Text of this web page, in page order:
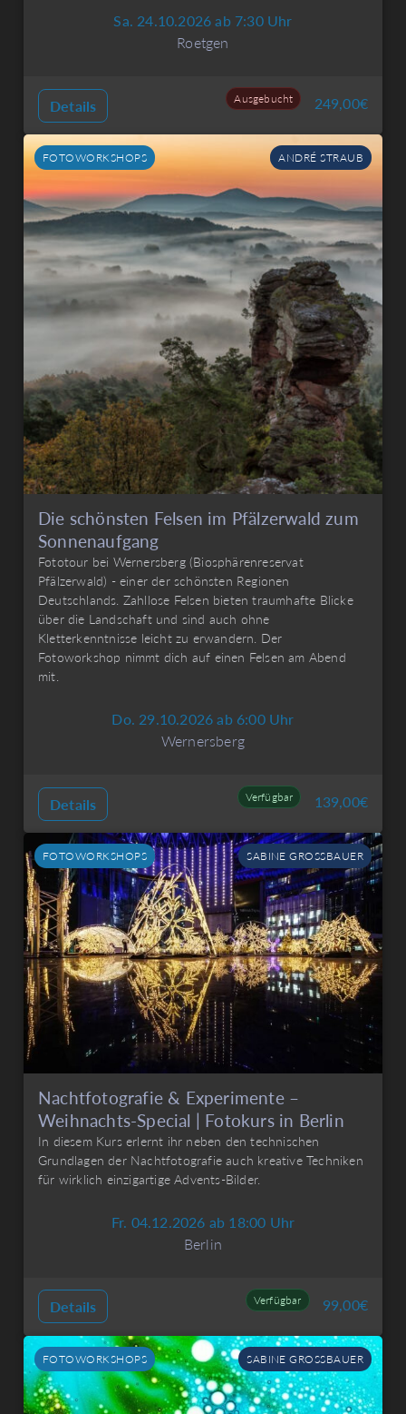
Sa. 24.10.2026 ab 7:30 Uhr
Roetgen
Details Ausgebucht 249,00€
FOTOWORKSHOPS ANDRÉ STRAUB
Die schönsten Felsen im Pfälzerwald zum
Sonnenaufgang
Fototour bei Wernersberg (Biosphärenreservat
Pfälzerwald) - einer der schönsten Regionen
Deutschlands. Zahllose Felsen bieten traumhafte Blicke
über die Landschaft und sind auch ohne
Kletterkenntnisse leicht zu erwandern. Der
Fotoworkshop nimmt dich auf einen Felsen am Abend
mit.
Do. 29.10.2026 ab 6:00 Uhr
Wernersberg
Details Verfügbar 139,00€
FOTOWORKSHOPS SABINE GROSSBAUER
Nachtfotografie & Experimente –
Weihnachts-Special | Fotokurs in Berlin
In diesem Kurs erlernt ihr neben den technischen
Grundlagen der Nachtfotografie auch kreative Techniken
für wirklich einzigartige Advents-Bilder.
Fr. 04.12.2026 ab 18:00 Uhr
Berlin
Details Verfügbar 99,00€
FOTOWORKSHOPS SABINE GROSSBAUER